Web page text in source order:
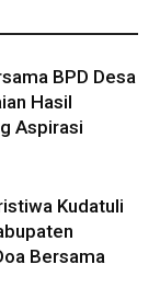
BPD Desa
Hasil
Aspirasi
Kudatuli
Bersama